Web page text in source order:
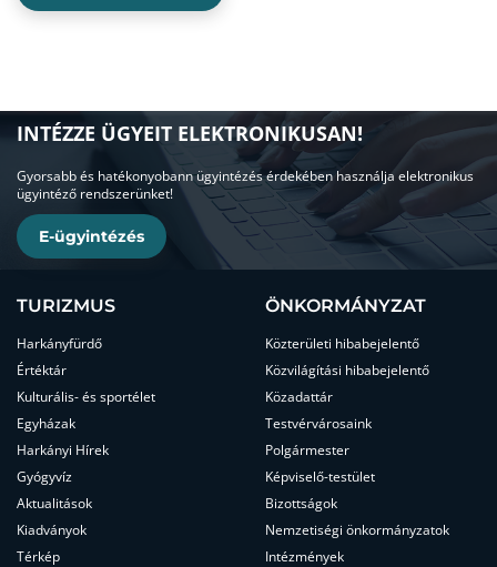
INTÉZZE ÜGYEIT ELEKTRONIKUSAN!
Gyorsabb és hatékonyobann ügyintézés érdekében használja elektronikus
ügyintéző rendszerünket!
E-ügyintézés
TURIZMUS
Harkányfürdő
Értéktár
Kulturális- és sportélet
Egyházak
Harkányi Hírek
Gyógyvíz
Aktualitások
Kiadványok
Térkép
ÖNKORMÁNYZAT
Közterületi hibabejelentő
Közvilágítási hibabejelentő
Közadattár
Testvérvárosaink
Polgármester
Képviselő-testület
Bizottságok
Nemzetiségi önkormányzatok
Intézmények